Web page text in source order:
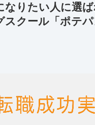
なりたい人に選
スクール「ポテ